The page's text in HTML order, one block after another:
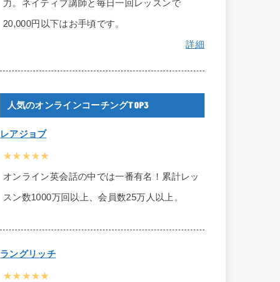
力。ネイティブ講師と毎日一回レッスンで
20,000円以下はお手頃です。
詳細
人気のオンラインコーチングTOP3
レアジョブ
★★★★★
オンライン英会話の中では一番有名！累計レッ
スン数1000万回以上、会員数25万人以上。
ラングリッチ
★★★★★